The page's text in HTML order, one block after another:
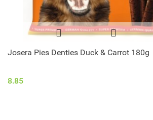
Josera Pies Denties Duck & Carrot 180g
8.85